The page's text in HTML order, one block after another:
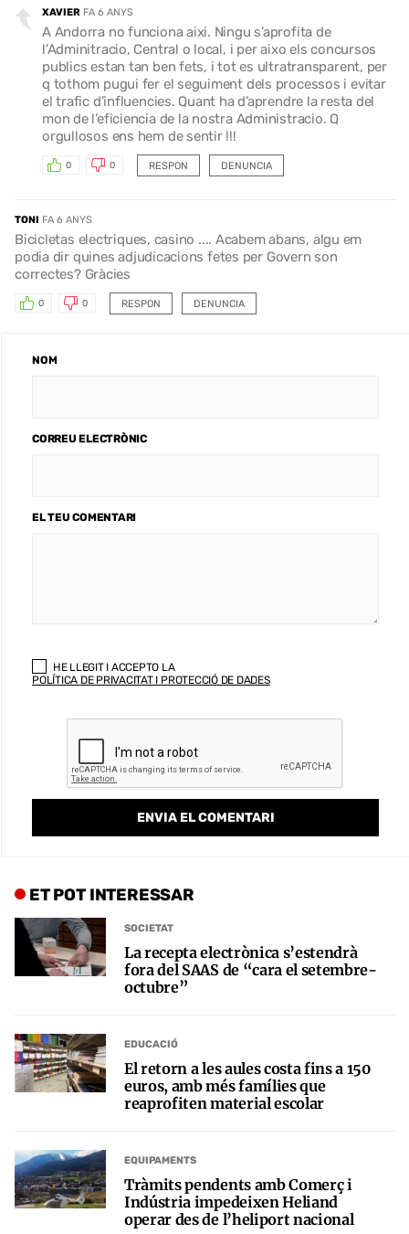
XAVIER FA 6 ANYS
A Andorra no funciona aixi. Ningu s’aprofita de
l’Adminitracio, Central o local, i per aixo els concursos
publics estan tan ben fets, i tot es ultratransparent, per
q tothom pugui fer el seguiment dels processos i evitar
el trafic d’influencies. Quant ha d’aprendre la resta del
mon de l’eficiencia de la nostra Administracio. Q
orgullosos ens hem de sentir !!!
RESPON
0 0 DENUNCIA
TONI FA 6 ANYS
Bicicletas electriques, casino .... Acabem abans, algu em
podia dir quines adjudicacions fetes per Govern son
correctes? Gràcies
RESPON
0 0 DENUNCIA
NOM
CORREU ELECTRÒNIC
EL TEU COMENTARI
HE LLEGIT I ACCEPTO LA
POLÍTICA DE PRIVACITAT I PROTECCIÓ DE DADES
ET POT INTERESSAR
SOCIETAT
La recepta electrònica s’estendrà
fora del SAAS de “cara el setembre-
octubre”
EDUCACIÓ
El retorn a les aules costa fins a 150
euros, amb més famílies que
reaprofiten material escolar
EQUIPAMENTS
Tràmits pendents amb Comerç i
Indústria impedeixen Heliand
operar des de l’heliport nacional